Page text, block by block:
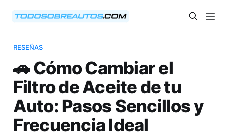
RESEÑAS
🚗 Cómo Cambiar el
Filtro de Aceite de tu
Auto: Pasos Sencillos y
Frecuencia Ideal